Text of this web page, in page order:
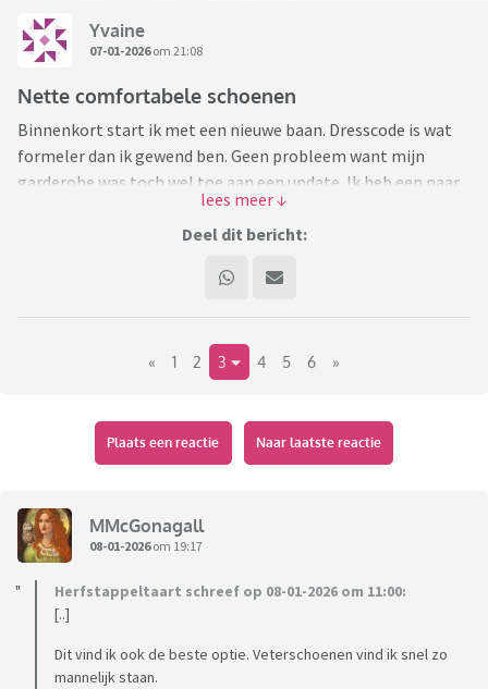
Yvaine
07-01-2026om 21:08
Nette comfortabele schoenen
Binnenkort start ik met een nieuwe baan. Dresscode is wat
formeler dan ik gewend ben. Geen probleem want mijn
garderobe was toch wel toe aan een update. Ik heb een paar
nette outfits gekocht maar loop er nu tegen aan dat ik
weinig nette schoenen heb.
lopen. Tegenwoordig niet meer. En de laatste jaren heb ik
dan ook voornamelijk sneakers gedragen naar werk of
sketchers. Ik ben nu op zoek naar schoenen die en
comfortabel zitten en er netjes uitzien. Ik wil ze dragen
schoenenwinkel geweest maar het lijkt alsof schoenen of
comfortabel zijn of netjes, maar niet beide. Wie weet heeft
hier iemand de gouden tip voor nette comfortabele
Deel dit bericht:
« 1 2 3 4 5 6 »
Plaats een reactie Naar laatste reactie
MMcGonagall
08-01-2026om 19:17
Herfstappeltaart schreef op 08-01-2026 om 11:00:
[..]
Dit vind ik ook de beste optie. Veterschoenen vind ik snel zo
mannelijk staan.